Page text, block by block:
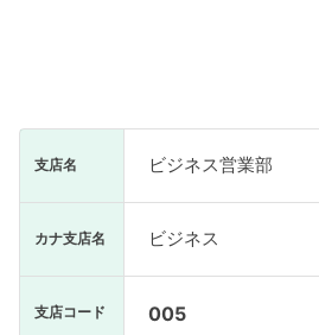
支店名 ビジネス営業部
カナ支店名 ビジネス
支店コード 005